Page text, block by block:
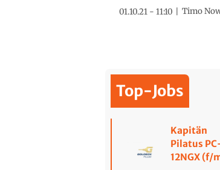
01.10.21 - 11:10 Timo
Top-Jobs
Kapitän
Pilatus
12NGX (f/